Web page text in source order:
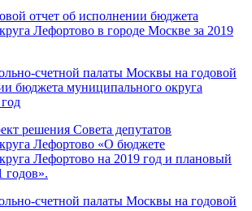
отчет об исполнении бюджета
Лефортово в городе Москве за 2019
счетной палаты Москвы на годовой
бюджета муниципального округа
решения Совета депутатов
Лефортово «О бюджете
Лефортово на 2019 год и плановый
годов».
счетной палаты Москвы на годовой